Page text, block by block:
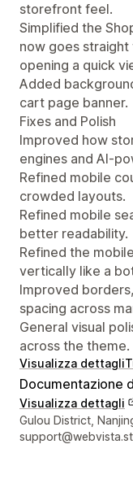
storefront feel.
Simplified the
now goes
opening a quick
Added
cart page banner.
Fixes and Polish
Improved how
engines and AI-
Refined mobile
crowded layouts.
Refined mobile
better readability.
Refined the
vertically like a
Improved
spacing across
General visual
across the theme.
Visualizza dettagli
Documentazione
Visualizza dettagli
Recapiti del
Gulou District,